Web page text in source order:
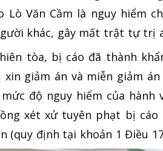
Lò Văn Cầm là nguy hiểm
khác, gây mất trật tự trị
tòa, bị cáo đã thành
xin giảm án và miễn giảm
độ nguy hiểm của
xét xử tuyên phạt bị
(quy định tại khoản 1 Điều